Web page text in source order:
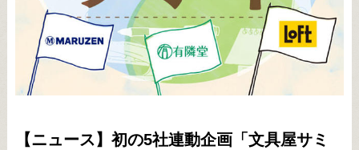
【ニュース】初の5社連動企画「文具屋サミ